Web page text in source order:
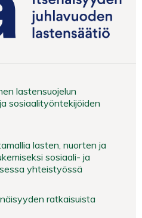
lastensuojelun
sosiaalityöntekijöiden
lasten, nuorten ja
sosiaali- ja
yhteistyössä
ratkaisuista